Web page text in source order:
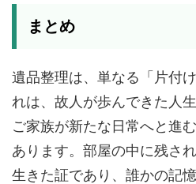
まとめ
遺品整理は、単なる「片付
れは、故人が歩んできた人
ご家族が新たな日常へと進
あります。部屋の中に残さ
生きた証であり、誰かの記